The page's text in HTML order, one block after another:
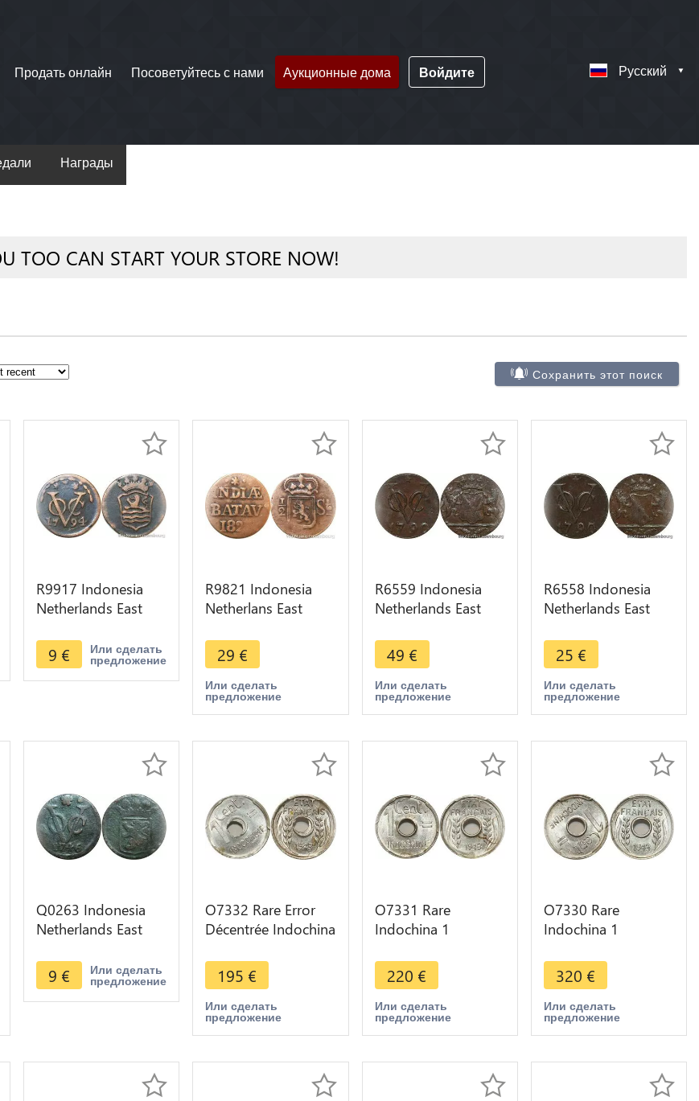
Продать онлайн Посоветуйтесь с нами Аукционные дома Войдите Русский
Награды
TOO CAN START YOUR STORE NOW!
Сохранить этот поиск
R9917 Indonesia
Netherlands East
1794 VOC -> Make
Offer
9 € Или сделать
предложение
R9821 Indonesia
Netherlans East
Stuiver Willem I
1823 >Offer
29 €
Или сделать
предложение
R6559 Indonesia
Netherlands East
VOC Star AU ->
Make offer
49 €
Или сделать
предложение
R6558 Indonesia
Netherlands East
VOC Star -> Make
offer
25 €
Или сделать
предложение
Q0263 Indonesia
Netherlands East
VOC -> Make offer
9 € Или сделать
предложение
O7332 Rare Error
Décentrée Indochina
PCGS MS63
195 €
Или сделать
предложение
O7331 Rare
Indochina 1
Rotation Error PCGS
MS64
220 €
Или сделать
предложение
O7330 Rare
Indochina 1
Rotation Error PCGS
MS65
320 €
Или сделать
предложение